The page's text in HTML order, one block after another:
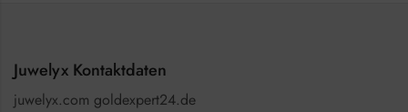
Juwelyx Kontaktdaten
juwelyx.com goldexpert24.de